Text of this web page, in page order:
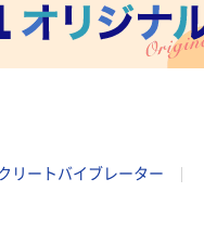
リートバイブレーター